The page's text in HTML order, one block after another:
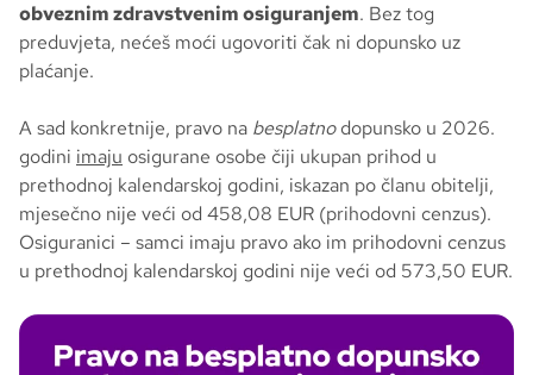
obveznim zdravstvenim osiguranjem. Bez tog
preduvjeta, nećeš moći ugovoriti čak ni dopunsko uz
plaćanje.
A sad konkretnije, pravo na besplatnodopunsko u 2026.
godini imaju osigurane osobe čiji ukupan prihod u
prethodnoj kalendarskoj godini, iskazan po članu obitelji,
mjesečno nije veći od 458,08 EUR (prihodovni cenzus).
Osiguranici – samci imaju pravo ako im prihodovni cenzus
u prethodnoj kalendarskoj godini nije veći od 573,50 EUR.